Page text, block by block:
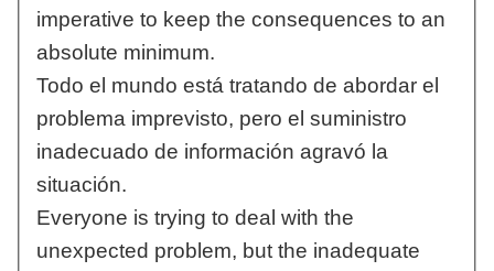
imperative to keep the consequences to an
absolute minimum.
Todo el mundo está tratando de abordar el
problema imprevisto, pero el suministro
inadecuado de información agravó la
situación.
Everyone is trying to deal with the
unexpected problem, but the inadequate